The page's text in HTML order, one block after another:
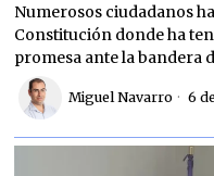
Numerosos ciudadanos
Constitución donde ha
promesa ante la bandera
Miguel Navarro 6